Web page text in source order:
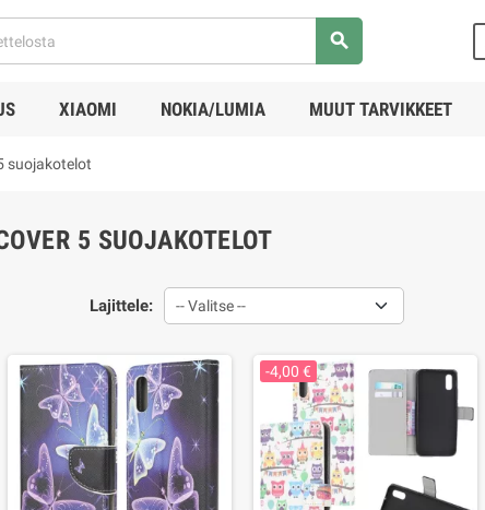
search
XIAOMI NOKIA/LUMIA MUUT TARVIKKEET
suojakotelot
5 SUOJAKOTELOT
Lajittele: -- Valitse --
-4,00 €